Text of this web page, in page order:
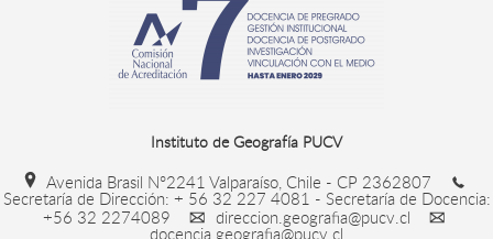
Instituto de Geografía PUCV
Avenida Brasil N°2241 Valparaíso, Chile - CP 2362807
Secretaría de Dirección: + 56 32 227 4081 - Secretaría de Docencia:
+56 32 2274089
direccion.geografia@pucv.cl
docencia.geografia@pucv.cl